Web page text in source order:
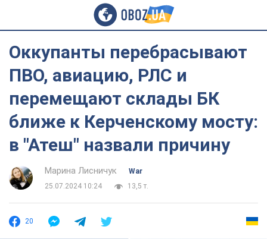
Оккупанты перебрасывают
ПВО, авиацию, РЛС и
перемещают склады БК
ближе к Керченскому мосту:
в "Атеш" назвали причину
Марина Лисничук
War
25.07.2024 10:24
13,5 т.
20